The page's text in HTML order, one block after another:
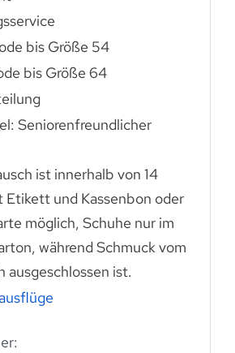
bis Größe 54
bis Größe 64
Seniorenfreundlicher
ist innerhalb von 14
Etikett und Kassenbon oder
möglich, Schuhe nur im
während Schmuck vom
ausgeschlossen ist.